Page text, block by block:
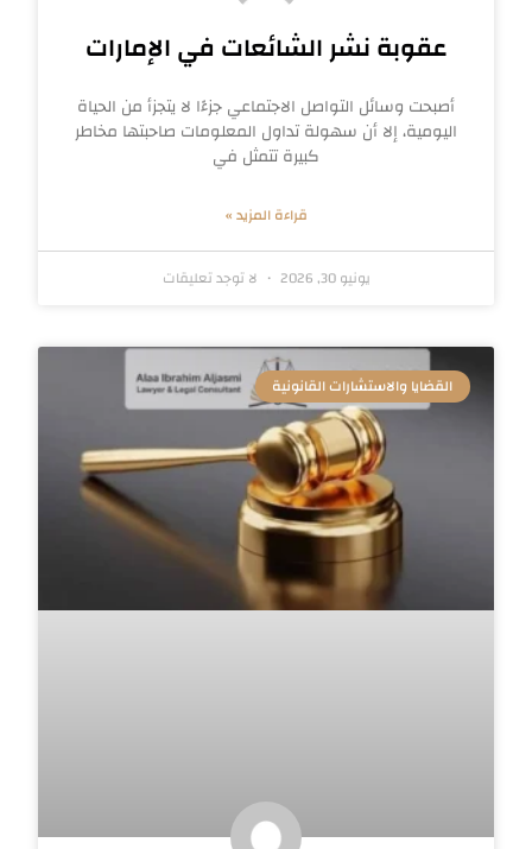
عقوبة نشر الشائعات في الإمارات
أصبحت وسائل التواصل الاجتماعي جزءًا لا يتجزأ من الحياة
اليومية، إلا أن سهولة تداول المعلومات صاحبتها مخاطر
كبيرة تتمثل في
قراءة المزيد »
يونيو 30, 2026 لا توجد تعليقات
القضايا والاستشارات القانونية